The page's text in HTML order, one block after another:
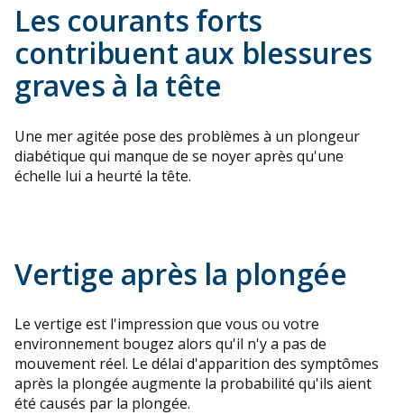
Les courants forts
contribuent aux blessures
graves à la tête
Une mer agitée pose des problèmes à un plongeur
diabétique qui manque de se noyer après qu'une
échelle lui a heurté la tête.
Vertige après la plongée
Le vertige est l'impression que vous ou votre
environnement bougez alors qu'il n'y a pas de
mouvement réel. Le délai d'apparition des symptômes
après la plongée augmente la probabilité qu'ils aient
été causés par la plongée.